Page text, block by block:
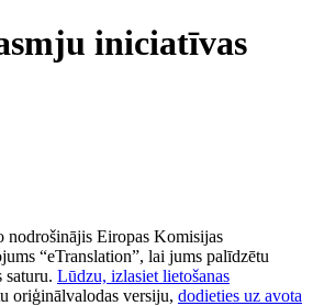
iniciatīvas
nodrošinājis Eiropas Komisijas
“eTranslation”, lai jums palīdzētu
saturu. Lūdzu, izlasiet lietošanas
oriģinālvalodas versiju, dodieties uz avota